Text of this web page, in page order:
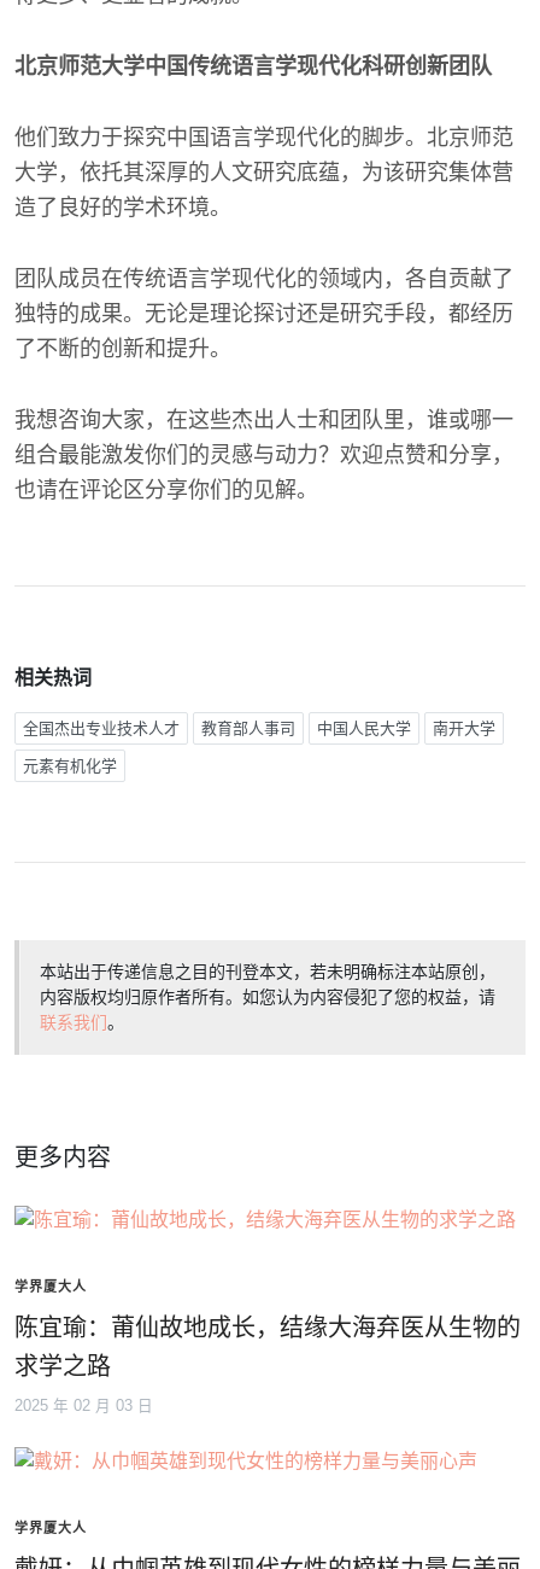
北京师范大学中国传统语言学现代化科研创新团队
他们致力于探究中国语言学现代化的脚步。北京师范
大学，依托其深厚的人文研究底蕴，为该研究集体营
造了良好的学术环境。
团队成员在传统语言学现代化的领域内，各自贡献了
独特的成果。无论是理论探讨还是研究手段，都经历
了不断的创新和提升。
我想咨询大家，在这些杰出人士和团队里，谁或哪一
组合最能激发你们的灵感与动力？欢迎点赞和分享，
也请在评论区分享你们的见解。
相关热词
全国杰出专业技术人才 教育部人事司 中国人民大学 南开大学
元素有机化学
本站出于传递信息之目的刊登本文，若未明确标注本站原创，
内容版权均归原作者所有。如您认为内容侵犯了您的权益，请
联系我们。
更多内容
学界厦大人
陈宜瑜：莆仙故地成长，结缘大海弃医从生物的
求学之路
2025 年 02 月 03 日
学界厦大人